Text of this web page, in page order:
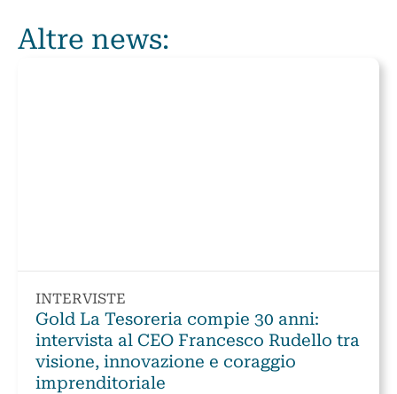
Altre news:
INTERVISTE
Gold La Tesoreria compie 30 anni:
intervista al CEO Francesco Rudello tra
visione, innovazione e coraggio
imprenditoriale